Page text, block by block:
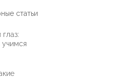
статьи
учимся